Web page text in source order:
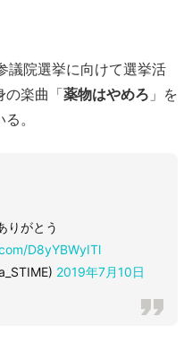
議院選挙に向けて選挙活
の楽曲「薬物はやめろ 」を
。
りがとう
D8yYBWyITl
2019年7月10日